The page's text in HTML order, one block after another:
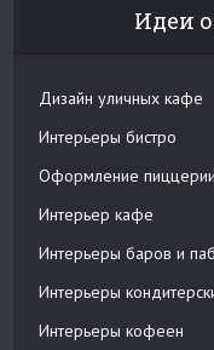
Идеи
Дизайн уличных кафе
Интерьеры бистро
Оформление пиццерии
Интерьер кафе
Интерьеры баров и
Интерьеры
Интерьеры кофеен